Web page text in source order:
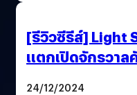
[รีวิวซีรีส์] Light
แตกเปิดจักรวา
24/12/2024